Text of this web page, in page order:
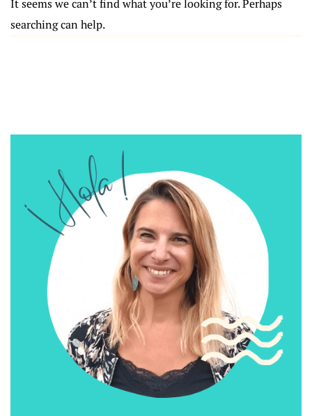
It seems we can’t find what you’re looking for. Perhaps
searching can help.